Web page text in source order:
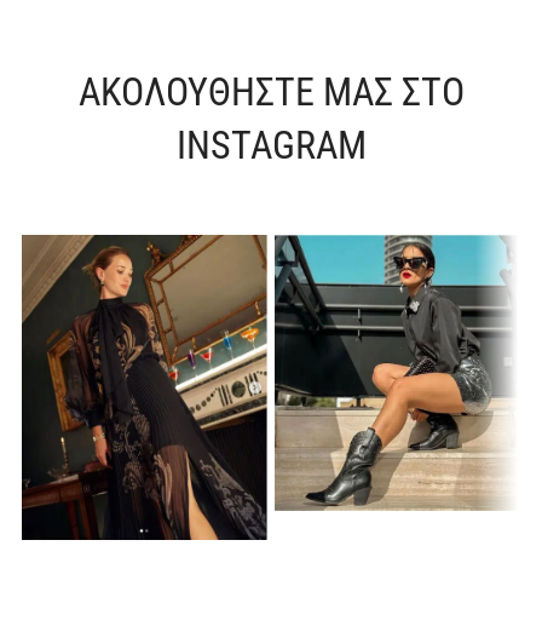
ΑΚΟΛΟΥΘΗΣΤΕ ΜΑΣ ΣΤΟ
INSTAGRAM